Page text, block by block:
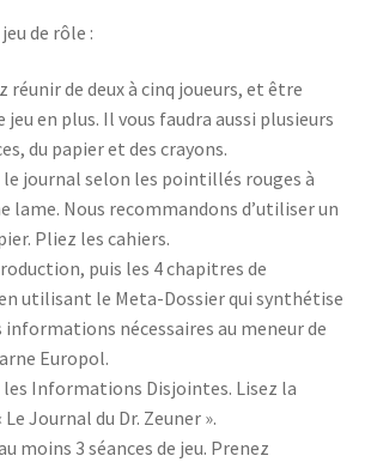
de rôle :
réunir de deux à cinq joueurs, et être
jeu en plus. Il vous faudra aussi plusieurs
du papier et des crayons.
le journal selon les pointillés rouges à
lame. Nous recommandons d’utiliser un
Pliez les cahiers.
puis les 4 chapitres de
utilisant le Meta-Dossier qui synthétise
nécessaires au meneur de
Europol.
Informations Disjointes. Lisez la
Journal du Dr. Zeuner ».
moins 3 séances de jeu. Prenez